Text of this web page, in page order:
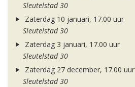
Sleutelstad 30
Zaterdag 10 januari, 17.00 uur
Sleutelstad 30
Zaterdag 3 januari, 17.00 uur
Sleutelstad 30
Zaterdag 27 december, 17.00 uur
Sleutelstad 30